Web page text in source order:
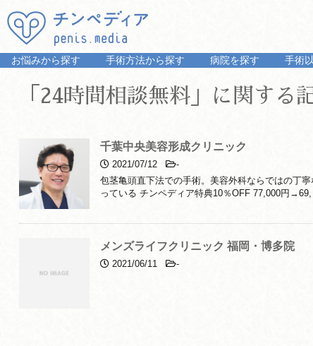
お悩みから探す 手術方法から探す 病院を探す 手術
「24時間相談無料」に関する
千葉中央美容形成クリニック
2021/07/12
-
包茎亀頭直下法での手術。美容外科ならではの丁
っている チンペディア特典10％OFF 77,000円
メンズライフクリニック 福岡・博多院
2021/06/11 -